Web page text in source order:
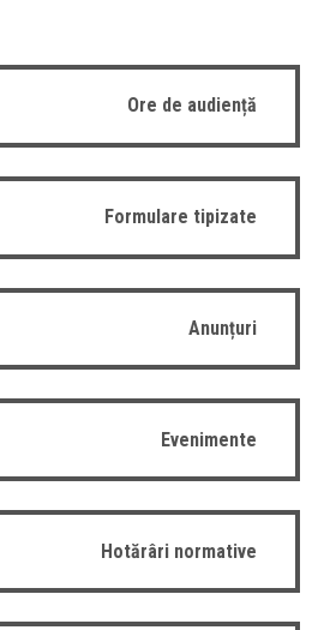
Ore de audiență
Formulare tipizate
Anunțuri
Evenimente
Hotărâri normative